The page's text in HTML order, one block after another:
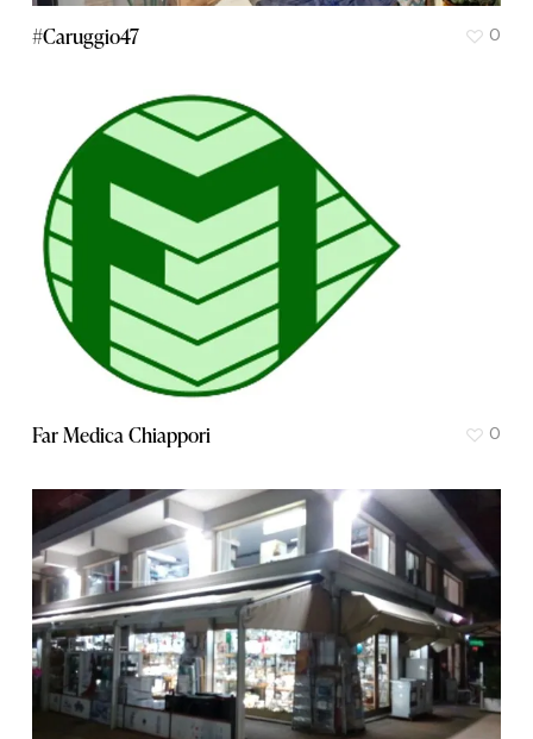
#Caruggio47 0
Far Medica Chiappori 0